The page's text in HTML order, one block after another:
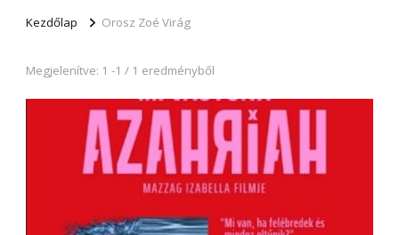
Kezdőlap Orosz Zoé Virág
Megjelenítve: 1 -1 / 1 eredményből